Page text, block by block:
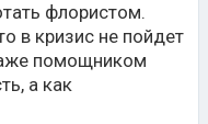
флористом.
в кризис не пойдет
помощником
а как